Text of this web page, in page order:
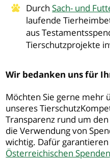
Durch Sach- und
laufende
aus
Tierschutzprojekte
Wir bedanken uns für
Möchten Sie gerne mehr
unseres
Transparenz rund um
die Verwendung von
wichtig. Dafür
Österreichischen